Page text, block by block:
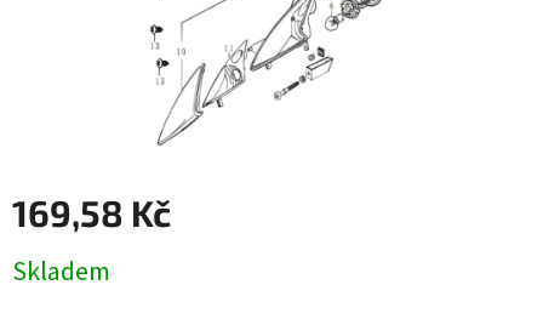
169,58 Kč
cena:
Skladem